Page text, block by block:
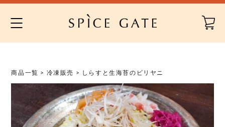
Skip
content
商品一覧 > 冷凍販売 > しらすと生海苔のビリヤニ